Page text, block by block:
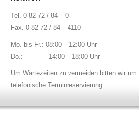
Tel. 0 82 72 / 84 – 0
Fax. 0 82 72 / 84 – 4110
Mo. bis Fr.: 08:00 – 12:00 Uhr
Do.: 14:00 – 18:00 Uhr
Um Wartezeiten zu vermeiden bitten wir um
telefonische Terminreservierung.